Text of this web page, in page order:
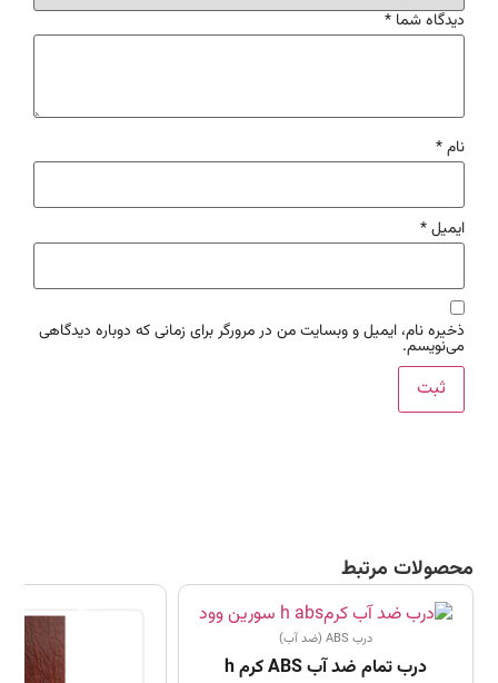
دیدگاه شما *
نام*
ایمیل*
ذخیره نام، ایمیل و وبسایت من در مرورگر برای زمانی که دوباره دیدگاهی
می‌نویسم.
محصولات مرتبط
درب ABS (ضد آب)
درب تمام ضد آب ABS کرم h